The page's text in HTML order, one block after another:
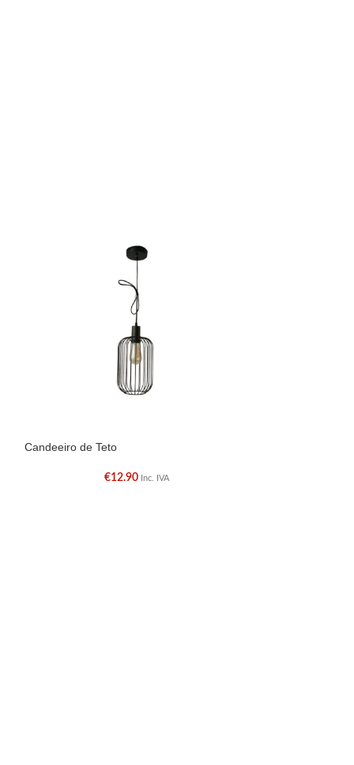
Candeeiro de Teto
€12.90 Inc. IVA